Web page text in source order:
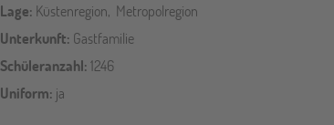
Lage: Küstenregion, Metropolregion
Unterkunft: Gastfamilie
Schüleranzahl:1246
Uniform: ja